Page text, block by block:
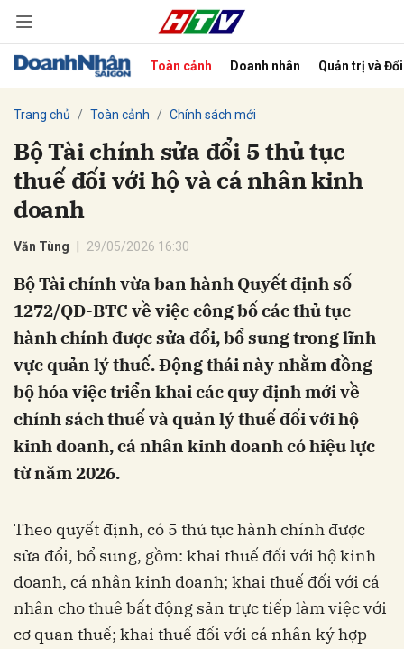
Toàn cảnh Doanh nhân Quản trị và
Trang chủ Toàn cảnh Chính sách mới
Bộ Tài chính sửa đổi 5 thủ tục
thuế đối với hộ và cá nhân kinh
doanh
Văn Tùng 29/05/2026 16:30
Bộ Tài chính vừa ban hành Quyết định số
1272/QĐ-BTC về việc công bố các thủ tục
hành chính được sửa đổi, bổ sung trong lĩnh
vực quản lý thuế. Động thái này nhằm đồng
bộ hóa việc triển khai các quy định mới về
chính sách thuế và quản lý thuế đối với hộ
kinh doanh, cá nhân kinh doanh có hiệu lực
từ năm 2026.
Theo quyết định, có 5 thủ tục hành chính được
sửa đổi, bổ sung, gồm: khai thuế đối với hộ kinh
doanh, cá nhân kinh doanh; khai thuế đối với cá
nhân cho thuê bất động sản trực tiếp làm việc với
cơ quan thuế; khai thuế đối với cá nhân ký hợp
Hủy